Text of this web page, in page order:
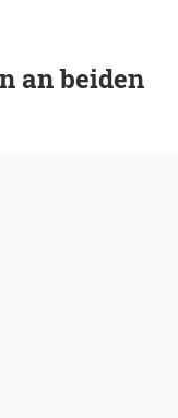
an beiden